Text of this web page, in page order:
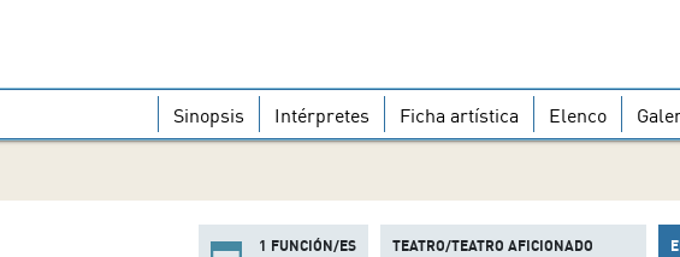
Sinopsis Intérpretes Ficha artística Elenco
1 FUNCIÓN/ES
TEATRO/TEATRO AFICIONADO